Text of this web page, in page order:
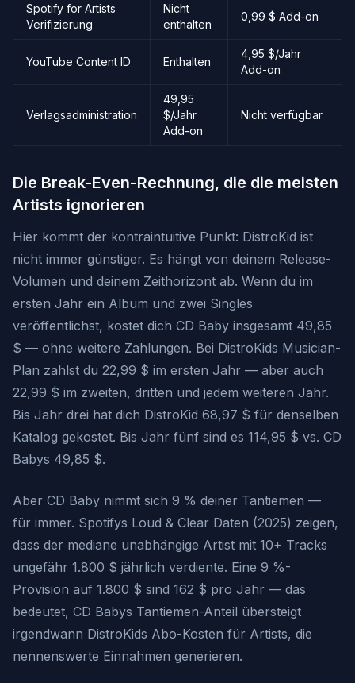
Spotify for Artists
Verifizierung
Nicht
enthalten
0,99 $ Add-on
YouTube Content ID Enthalten
4,95 $/Jahr
Add-on
Verlagsadministration
49,95
$/Jahr
Add-on
Nicht verfügbar
Die Break-Even-Rechnung, die die meisten
Artists ignorieren
Hier kommt der kontraintuitive Punkt: DistroKid ist
nicht immer günstiger. Es hängt von deinem Release-
Volumen und deinem Zeithorizont ab. Wenn du im
ersten Jahr ein Album und zwei Singles
veröffentlichst, kostet dich CD Baby insgesamt 49,85
$ — ohne weitere Zahlungen. Bei DistroKids Musician-
Plan zahlst du 22,99 $ im ersten Jahr — aber auch
22,99 $ im zweiten, dritten und jedem weiteren Jahr.
Bis Jahr drei hat dich DistroKid 68,97 $ für denselben
Katalog gekostet. Bis Jahr fünf sind es 114,95 $ vs. CD
Babys 49,85 $.
Aber CD Baby nimmt sich 9 % deiner Tantiemen —
für immer. Spotifys Loud & Clear Daten (2025) zeigen,
dass der mediane unabhängige Artist mit 10+ Tracks
ungefähr 1.800 $ jährlich verdiente. Eine 9 %-
Provision auf 1.800 $ sind 162 $ pro Jahr — das
bedeutet, CD Babys Tantiemen-Anteil übersteigt
irgendwann DistroKids Abo-Kosten für Artists, die
nennenswerte Einnahmen generieren.